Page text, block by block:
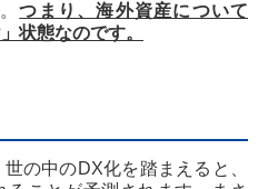
つまり、海外資産について
状態なのです。
の中のDX化を踏まえると、